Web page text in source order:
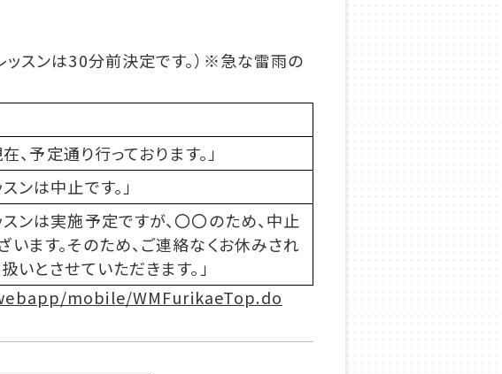
スンは30分前決定です。）※急な雷雨の
予定通り行っております。」
ンは中止です。」
スンは実施予定ですが、〇〇のため、中止
います。そのため、ご連絡なくお休みされ
いとさせていただきます。」
mobile/WMFurikaeTop.do